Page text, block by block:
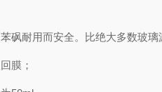
耐用而安全。比绝大多数玻璃
膜；